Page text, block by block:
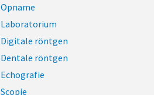
Opname
Laboratorium
Digitale röntgen
Dentale röntgen
Echografie
Scopie